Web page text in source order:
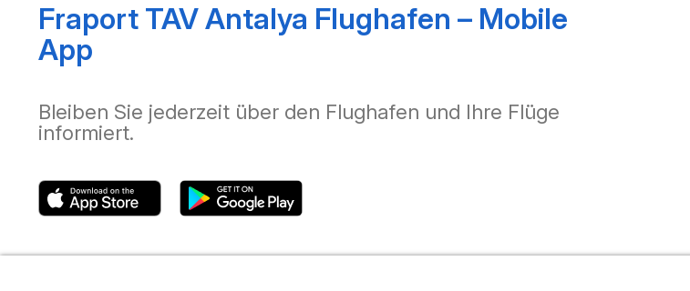
Fraport TAV Antalya Flughafen – Mobile
App
Bleiben Sie jederzeit über den Flughafen und Ihre Flüge
informiert.